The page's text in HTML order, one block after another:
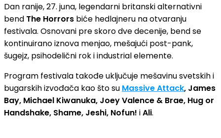
Dan ranije, 27. juna, legendarni britanski alternativni
bend The ​​Horrors biće hedlajneru na otvaranju
festivala. Osnovani pre skoro dve decenije, bend se
kontinuirano iznova menjao, mešajući post-pank,
šugejz, psihodelični rok i industrial elemente.
Program festivala takođe uključuje mešavinu svetskih i
bugarskih izvođača kao što su Massive Attack, James
Bay, Michael Kiwanuka, Joey Valence & Brae, Hug or
Handshake, Shame, Jeshi, Nofun! iAli.